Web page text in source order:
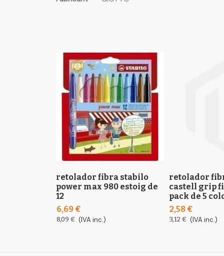
the
retolador fibra stabilo
power max 980 estoig de
12
6,69 €
8,09 € (IVA inc.)
retolador
castell grip
pack de 5
2,58 €
3,12 € (IVA inc.)